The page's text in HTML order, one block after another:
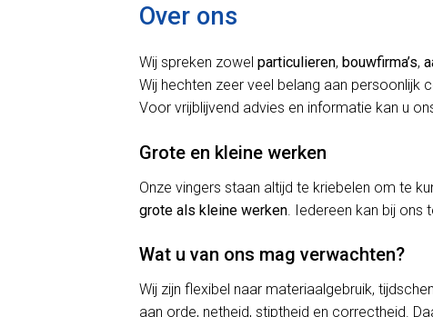
Over ons
Wij spreken zowel particulieren, bouwfirma’s,
Wij hechten zeer veel belang aan persoonlijk
Voor vrijblijvend advies en informatie kan u
Grote en kleine werken
Onze vingers staan altijd te kriebelen om te
grote als kleine werken . Iedereen kan bij ons
Wat u van ons mag verwachten?
Wij zijn flexibel naar materiaalgebruik,
aan orde, netheid, stiptheid en correctheid.